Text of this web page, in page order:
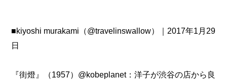
■kiyoshi murakami（@travelinswallow）｜2017年1月29
日
『街燈』（1957）@kobeplanet：洋子が渋谷の店から良